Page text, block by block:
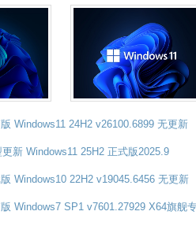
Windows11 24H2 v26100.6899 无更新
新 Windows11 25H2 正式版2025.9
Windows10 22H2 v19045.6456 无更新
Windows7 SP1 v7601.27929 X64旗舰